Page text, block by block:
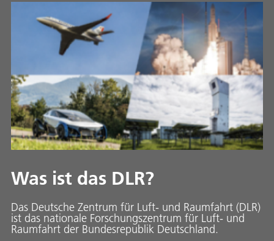
Was ist das DLR?
Das Deutsche Zentrum für Luft- und Raumfahrt (DLR)
ist das nationale Forschungszentrum für Luft- und
Raumfahrt der Bundesrepublik Deutschland.